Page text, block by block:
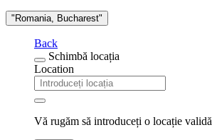
"Romania, Bucharest"
Back
Schimbă locația
Location
Vă rugăm să introduceți o locație validă